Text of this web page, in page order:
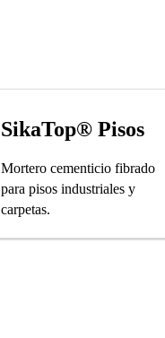
SikaTop® Pisos
Mortero cementicio fibrado
para pisos industriales y
carpetas.